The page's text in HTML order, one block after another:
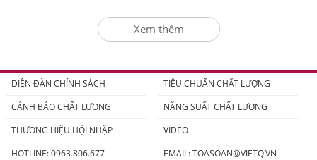
Xem thêm
DIỄN ĐÀN CHÍNH SÁCH
TIÊU CHUẨN CHẤT LƯỢNG
CẢNH BÁO CHẤT LƯỢNG
NĂNG SUẤT CHẤT LƯỢNG
THƯƠNG HIỆU HỘI NHẬP
VIDEO
HOTLINE: 0963.806.677
EMAIL:TOASOAN@VIETQ.VN